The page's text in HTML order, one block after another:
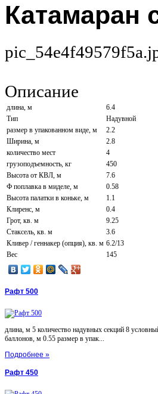
Катамаран
Описание
длина, м
6.4
Тип
Надувной
размер в упакованном виде, м
2.2
Ширина, м
2.8
количество мест
4
грузоподъемность, кг
450
Высота от КВЛ, м
7.6
Ф поплавка в миделе, м
0.58
Высота палатки в коньке, м
1.1
Клиренс, м
0.4
Грот, кв. м
9.25
Стаксель, кв. м
3.6
Кливер / геннакер (опция), кв. м 6.2/13
Вес
145
Рафт 500
длина, м 5 количество надувных секций 8
баллонов, м 0.55 размер в упак...
Подробнее »
Рафт 450